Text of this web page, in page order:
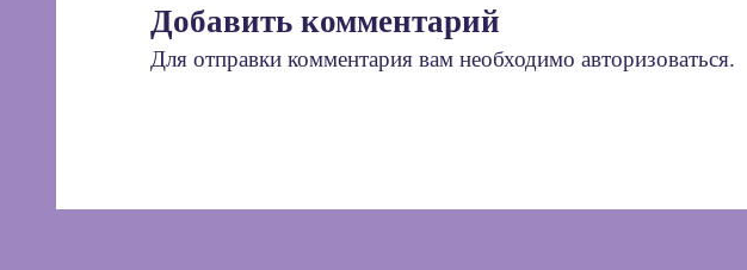
Добавить комментарий
Для отправки комментария вам необходимоавторизоваться.